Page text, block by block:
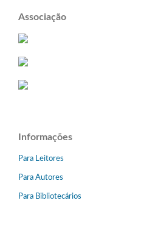
Associação
Informações
Para Leitores
Para Autores
Para Bibliotecários